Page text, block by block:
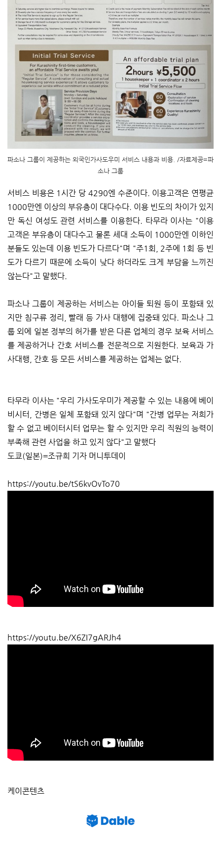
파소나 그룹이 제공하는 외국인가사도우미 서비스 내용과 비용. /자료제공=파
소나 그룹
서비스 비용은 1시간 당 4290엔 수준이다. 이용고객은 연평균
1000만엔 이상의 부유층이 대다수다. 이용 빈도의 차이가 있지
만 독신 여성도 관련 서비스를 이용한다. 타무라 이사는 "이용
고객은 부유층이 대다수고 물론 세대 소득이 1000만엔 이하인
분들도 있는데 이용 빈도가 다르다"며 "주1회, 2주에 1회 등 빈
도가 다르기 때문에 소득이 낮다 하더라도 크게 부담을 느끼진
않는다"고 말했다.
파소나 그룹이 제공하는 서비스는 아이들 퇴원 등이 포함돼 있
지만 침구류 정리, 빨래 등 가사 대행에 집중돼 있다. 파소나 그
룹 외에 일본 정부의 허가를 받은 다른 업체의 경우 보육 서비스
를 제공하거나 간호 서비스를 전문적으로 지원한다. 보육과 가
사대행, 간호 등 모든 서비스를 제공하는 업체는 없다.
타무라 이사는 "우리 가사도우미가 제공할 수 있는 내용에 베이
비시터, 간병은 일체 포함돼 있지 않다"며 "간병 업무는 저희가
할 수 없고 베이터시터 업무는 할 수 있지만 우리 직원의 능력이
부족해 관련 사업을 하고 있지 않다"고 말했다
도쿄(일본)=조규희 기자 머니투데이
https://youtu.be/tS6kvOvTo70
https://youtu.be/X6ZI7gARJh4
케이콘텐츠